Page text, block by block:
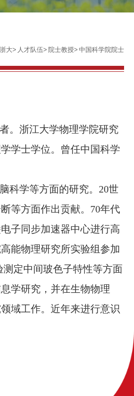
大> 人才队伍> 院士教授> 中国科学院院士
。浙江大学物理学院研究
学士学位。 曾任中国科学
科学等方面的研究。 20世
等方面作出贡献。70年代
子同步加速器中心进行高
能物理研究所实验组参加
定中间玻色子特性等方面
学研究，并在生物物理
域工作。近年来进行意识